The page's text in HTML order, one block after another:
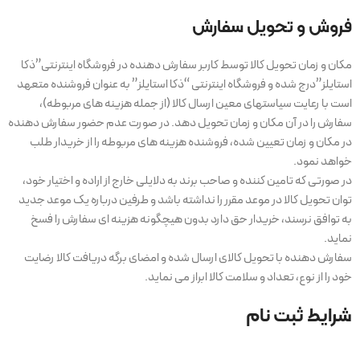
فروش و تحویل سفارش
مکان و زمان تحویل کالا توسط کاربر سفارش دهنده در فروشگاه اینترنتی”ذکا
استایلز”درج شده و فروشگاه اینترنتی “ذکا استایلز” به عنوان فروشنده متعهد
است با رعایت سیاستهای معین ارسال کالا (از جمله هزینه های مربوطه)،
سفارش را در آن مکان و زمان تحویل دهد. در صورت عدم حضور سفارش دهنده
در مکان و زمان تعیین شده، فروشنده هزینه های مربوطه را از خریدار طلب
خواهد نمود.
در صورتی که تامین کننده و صاحب برند به دلایلی خارج از اراده و اختیار خود،
توان تحویل کالا در موعد مقرر را نداشته باشد و طرفین درباره یک موعد جدید
به توافق نرسند، خریدار حق دارد بدون هیچگونه هزینه ای سفارش را فسخ
نماید.
سفارش دهنده با تحویل کالای ارسال شده و امضای برگه دریافت کالا رضایت
خود را از نوع، تعداد و سلامت کالا ابراز می نماید.
شرایط ثبت نام